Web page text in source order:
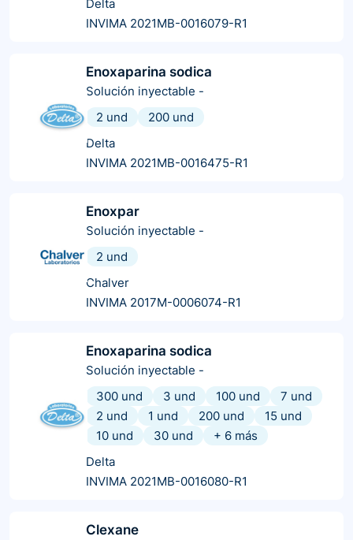
Delta
INVIMA 2021MB-0016079-R1
Enoxaparina sodica
Solución inyectable -
2 und
200 und
Delta
INVIMA 2021MB-0016475-R1
Enoxpar
Solución inyectable -
2 und
Chalver
INVIMA 2017M-0006074-R1
Enoxaparina sodica
Solución inyectable -
300 und
3 und 100 und
7 und
2 und
1 und 200 und
15 und
10 und
30 und + 6 más
Delta
INVIMA 2021MB-0016080-R1
Clexane